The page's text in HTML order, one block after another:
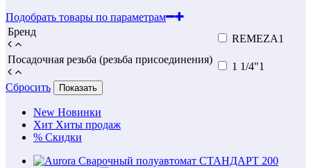
Подобрать товары по параметрам
Бренд
REMEZA1
Посадочная резьба (резьба присоединения)
1 1/4"1
Сбросить
Показать
New Новинки
Хит Хиты продаж
% Скидки